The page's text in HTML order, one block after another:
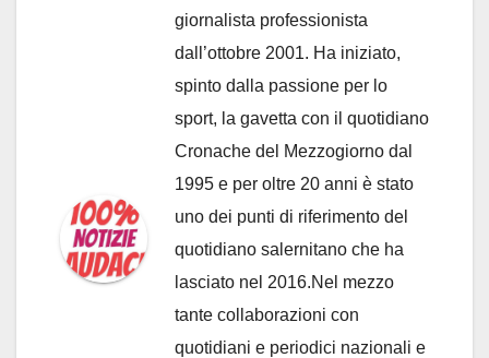
giornalista professionista
dall’ottobre 2001. Ha iniziato,
spinto dalla passione per lo
sport, la gavetta con il quotidiano
Cronache del Mezzogiorno dal
1995 e per oltre 20 anni è stato
uno dei punti di riferimento del
quotidiano salernitano che ha
lasciato nel 2016.Nel mezzo
tante collaborazioni con
quotidiani e periodici nazionali e